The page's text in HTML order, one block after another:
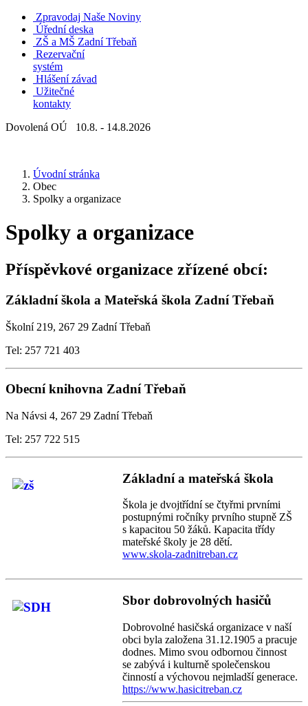
Zpravodaj Naše Noviny
Úřední deska
ZŠ a MŠ Zadní Třebaň
Rezervační
systém
Hlášení závad
Užitečné
kontakty
Dovolená OÚ 10.8. - 14.8.2026
Úvodní stránka
Obec
Spolky a organizace
Spolky a organizace
Příspěvkové organizace zřízené obcí:
Základní škola a Mateřská škola Zadní Třebaň
Školní 219, 267 29 Zadní Třebaň
Tel: 257 721 403
Obecní knihovna Zadní Třebaň
Na Návsi 4, 267 29 Zadní Třebaň
Tel: 257 722 515
Základní a mateřská škola
Škola je dvojtřídní se čtyřmi prvními
postupnými ročníky prvního stupně ZŠ
s kapacitou 50 žáků. Kapacita třídy
mateřské školy je 28 dětí.
www.skola-zadnitreban.cz
Sbor dobrovolných hasičů
Dobrovolné hasičská organizace v naší
obci byla založena 31.12.1905 a pracuje
dodnes. Mimo svou odbornou činnost
se zabývá i kulturně společenskou
činností a výchovou nejmladší generace.
https://www.hasicitreban.cz